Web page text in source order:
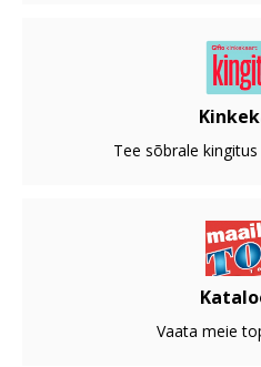
Tee sõbrale
Vaata meie